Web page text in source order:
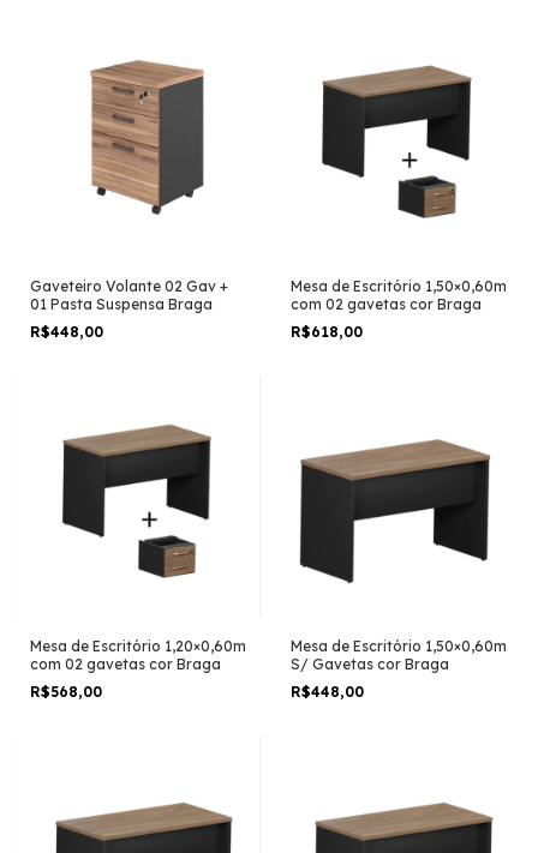
Gaveteiro Volante 02 Gav +
01 Pasta Suspensa Braga
R$448,00
Mesa de Escritório 1,50×0,60m
com 02 gavetas cor Braga
R$618,00
Mesa de Escritório 1,20×0,60m
com 02 gavetas cor Braga
R$568,00
Mesa de Escritório 1,50×0,60m
S/ Gavetas cor Braga
R$448,00